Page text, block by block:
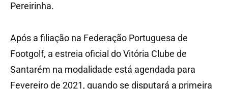
Pereirinha.
Após a filiação na Federação Portuguesa de
Footgolf, a estreia oficial do Vitória Clube de
Santarém na modalidade está agendada para
Fevereiro de 2021, quando se disputará a primeira